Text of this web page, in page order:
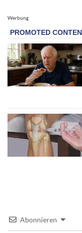
Werbung
Abonnieren